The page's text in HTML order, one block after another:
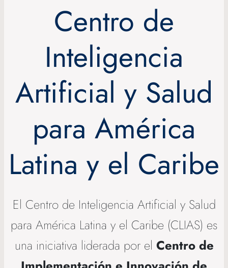
Centro de
Inteligencia
Artificial y Salud
para América
Latina y el Caribe
El Centro de Inteligencia Artificial y Salud
para América Latina y el Caribe (CLIAS) es
una iniciativa liderada por el Centro de